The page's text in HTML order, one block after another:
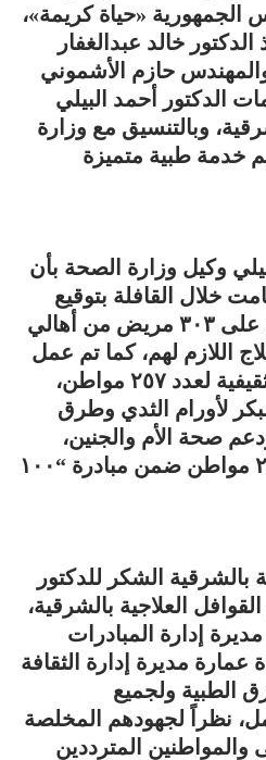
الجمهورية «حياة كريمة»،
الدكتور خالد عبدالغفار
حازم الأشموني
الدكتور أحمد البيلي
وبالتنسيق مع وزارة
خدمة طبية متميزة
وكيل وزارة الصحة بأن
خلال القافلة بتوقيع
الكشف الطبي المجاني على ٣٠٣ مريض من أهالي
اللازم لهم، كما تم عمل
جلسات توعية صحية وتثقيفية لعدد ٢٥٧ مواطن،
لأورام الثدي وطرق
صحة الأم والجنين،
وغيرها، وفحص عدد ٢٤٦ مواطن ضمن مبادرة “١٠٠
الشكر للدكتور
العلاجية بالشرقية،
إدارة المبادرات
عمارة مديرة إدارة الثقافة
الطبية ولجميع
نظراً لجهودهم المخلصة
والمواطنين المترددين